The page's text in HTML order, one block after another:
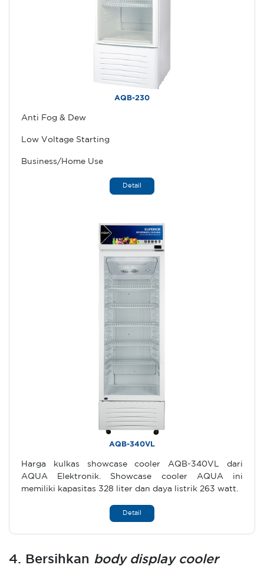
AQB-230
Anti Fog & Dew
Low Voltage Starting
Business/Home Use
Detail
AQB-340VL
Harga kulkas showcase cooler AQB-340VL dari
AQUA Elektronik. Showcase cooler AQUA ini
memiliki kapasitas 328 liter dan daya listrik 263 watt.
Detail
4. Bersihkan body display cooler